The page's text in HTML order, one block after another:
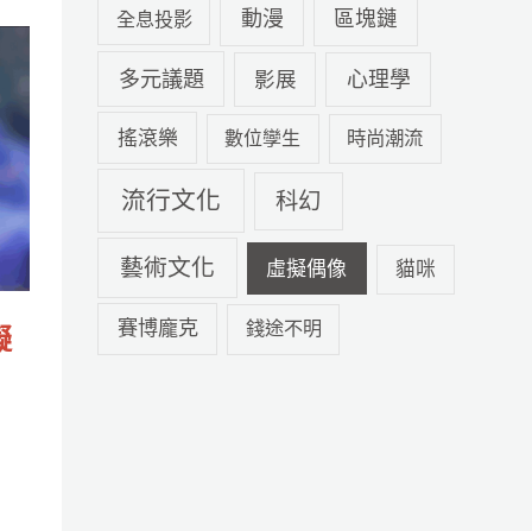
全息投影 動漫 區塊鏈
多元議題 影展 心理學
搖滾樂 數位孿生 時尚潮流
流行文化 科幻
藝術文化 虛擬偶像 貓咪
賽博龐克 錢途不明